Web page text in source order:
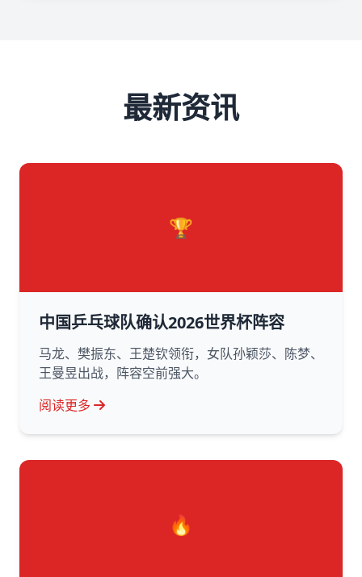
最新资讯
🏆
中国乒乓球队确认2026世界杯阵容
马龙、樊振东、王楚钦领衔，女队孙颖莎、陈梦、
王曼昱出战，阵容空前强大。
阅读更多
🔥